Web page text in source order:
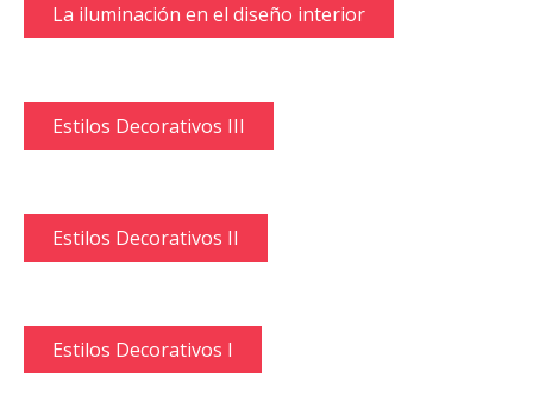
La iluminación en el diseño interior
Estilos Decorativos III
Estilos Decorativos II
Estilos Decorativos I